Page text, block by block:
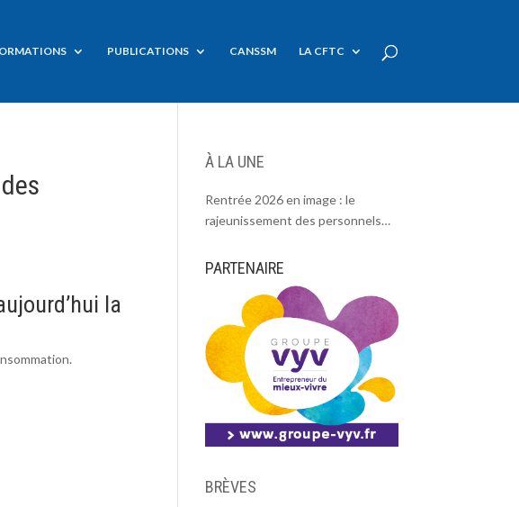
PUBLICATIONS CANSSM LA CFTC
la
À LA UNE
Rentrée 2026 en image : le
rajeunissement des personnels
PARTENAIRE
BRÈVES